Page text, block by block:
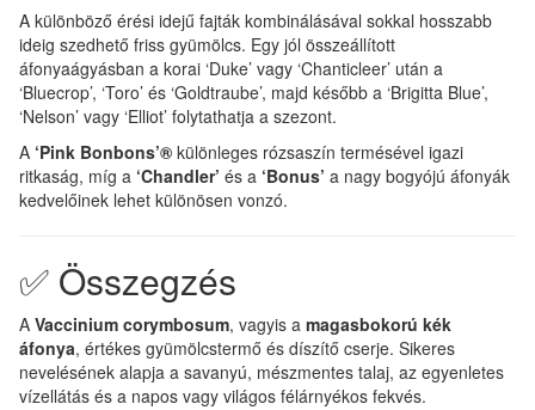
A különböző érési idejű fajták kombinálásával sokkal hosszabb
ideig szedhető friss gyümölcs. Egy jól összeállított
áfonyaágyásban a korai ‘Duke’ vagy ‘Chanticleer’ után a
‘Bluecrop’, ‘Toro’ és ‘Goldtraube’, majd később a ‘Brigitta Blue’,
‘Nelson’ vagy ‘Elliot’ folytathatja a szezont.
A ‘Pink Bonbons’® különleges rózsaszín termésével igazi
ritkaság, míg a ‘Chandler’ és a ‘Bonus’ a nagy bogyójú áfonyák
kedvelőinek lehet különösen vonzó.
✅ Összegzés
A Vaccinium corymbosum, vagyis a magasbokorú kék
áfonya, értékes gyümölcstermő és díszítő cserje. Sikeres
nevelésének alapja a savanyú, mészmentes talaj, az egyenletes
vízellátás és a napos vagy világos félárnyékos fekvés.